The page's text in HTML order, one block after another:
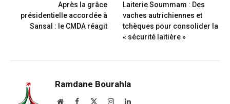
Après la grâce
présidentielle accordée à
Sansal : le CMDA réagit
Laiterie Soummam : Des
vaches autrichiennes et
tchèques pour consolider la
« sécurité laitière »
Ramdane Bourahla
WebsiteFacebook InstagramLinkedIn